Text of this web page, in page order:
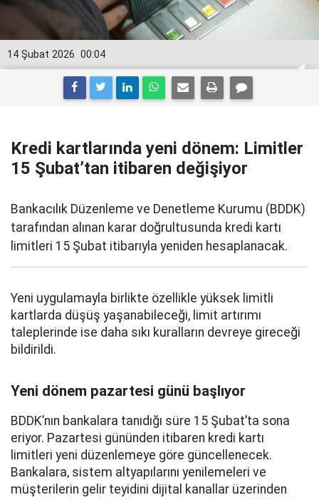
00:04
14 Şubat 2026
Kredi kartlarında yeni dönem: Limitler
15 Şubat’tan itibaren değişiyor
Bankacılık Düzenleme ve Denetleme Kurumu (BDDK)
tarafından alınan karar doğrultusunda kredi kartı
limitleri 15 Şubat itibarıyla yeniden hesaplanacak.
Yeni uygulamayla birlikte özellikle yüksek limitli
kartlarda düşüş yaşanabileceği, limit artırımı
taleplerinde ise daha sıkı kuralların devreye gireceği
bildirildi.
Yeni dönem pazartesi günü başlıyor
BDDK’nın bankalara tanıdığı süre 15 Şubat’ta sona
eriyor. Pazartesi gününden itibaren kredi kartı
limitleri yeni düzenlemeye göre güncellenecek.
Bankalara, sistem altyapılarını yenilemeleri ve
müşterilerin gelir teyidini dijital kanallar üzerinden